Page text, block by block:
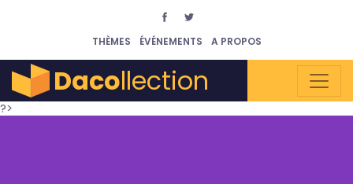
THÈMES ÉVÉNEMENTS A PROPOS
Dacollection
?>